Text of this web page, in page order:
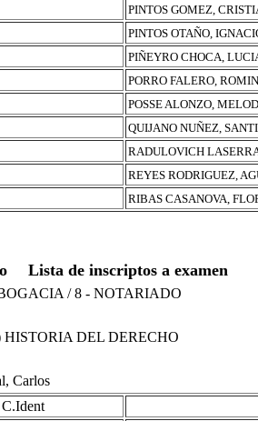
PINTOS GOMEZ,
PINTOS OTAÑO,
PIÑEYRO CHOCA,
PORRO FALERO,
POSSE ALONZO,
QUIJANO NUÑEZ,
RADULOVICH
REYES RODRIGUEZ,
RIBAS CASANOVA,
Lista de inscriptos a examen
/ 8 - NOTARIADO
HISTORIA DEL DERECHO
Carlos
C.Ident